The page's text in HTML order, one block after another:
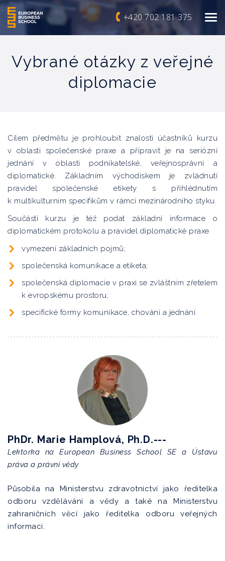
+420 702 181 375
Vybrané otázky z veřejné
diplomacie
Cílem předmětu je prohloubit znalosti účastníků kurzu
v oblasti společenské praxe a připravit je na seriózní
jednání v oblasti podnikatelské, veřejnosprávní a
diplomatické. Základním východiskem je zvládnutí
pravidel společenské etikety s přihlédnutím
k multikulturním specifikům v rámci mezinárodního styku.
Součástí kurzu je též podat základní informace o
diplomatickém protokolu a pravidel diplomatické praxe
vymezení základních pojmů;
společenská komunikace a etiketa;
společenská diplomacie v praxi se zvláštním zřetelem
k evropskému prostoru;
specifické formy komunikace, chování a jednání.
PhDr. Marie Hamplová, Ph.D.---
Lektorka na European Business School SE a Ústavu
práva a právní vědy
Působila na Ministerstvu zdravotnictví jako ředitelka
odboru vzdělávání a vědy a také na Ministerstvu
zahraničních věcí jako ředitelka odboru veřejných
informací.